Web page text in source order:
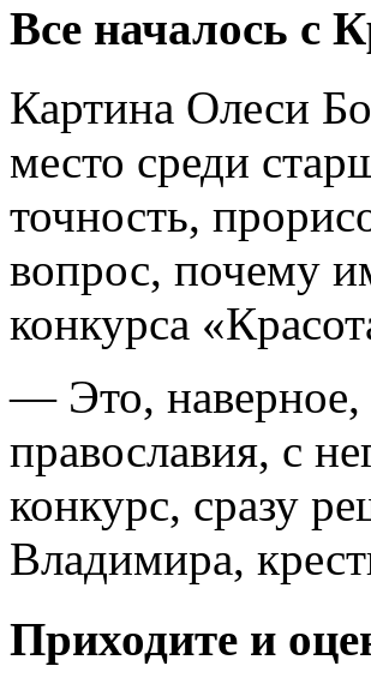
Все началось с
Картина Олеси
место среди
точность,
вопрос, почему
конкурса
— Это, наверное,
православия, с
конкурс, сразу
Владимира,
Приходите и